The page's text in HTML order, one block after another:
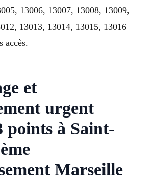
13006, 13007, 13008, 13009,
13013, 13014, 13015, 13016
accès.
et
urgent
points à Saint-
Marseille